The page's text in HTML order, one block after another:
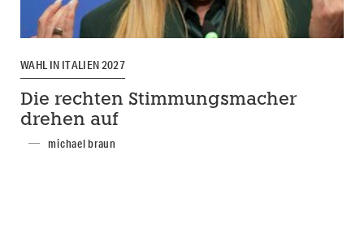
WAHL IN ITALIEN 2027
Die rechten Stimmungsmacher
drehen auf
michael braun